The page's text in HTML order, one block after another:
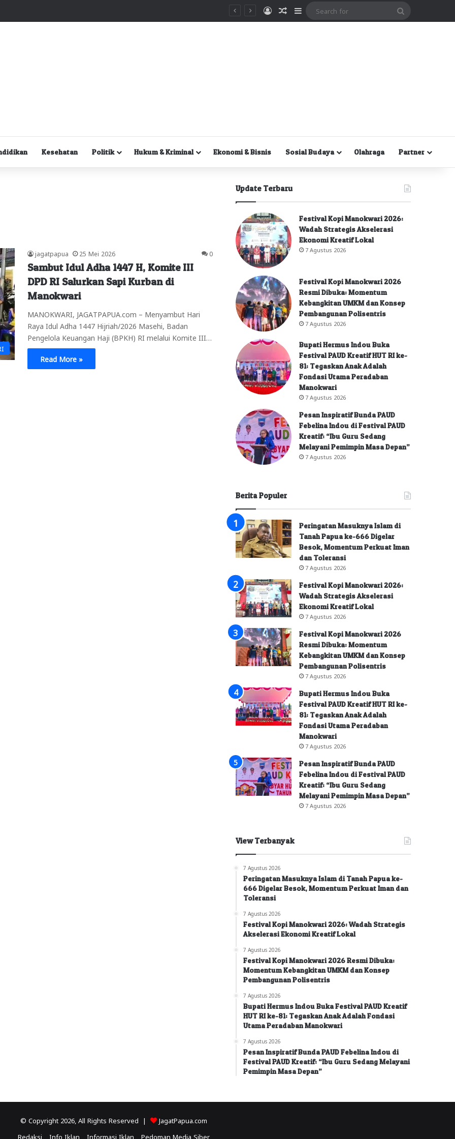
MasukRandom Article
Sidebar
Kesehatan Politik Hukum & Kriminal Ekonomi & Bisnis Sosial Budaya Olahraga Partner
jagatpapua 25 Mei 2026 0
Sambut Idul Adha 1447 H, Komite III
DPD RI Salurkan Sapi Kurban di
Manokwari
MANOKWARI, JAGATPAPUA.com – Menyambut Hari
Raya Idul Adha 1447 Hijriah/2026 Masehi, Badan
Pengelola Keuangan Haji (BPKH) RI melalui Komite III…
Read More »
Update Terbaru
Festival Kopi Manokwari 2026:
Wadah Strategis Akselerasi
Ekonomi Kreatif Lokal
7 Agustus 2026
Festival Kopi Manokwari 2026
Resmi Dibuka: Momentum
Kebangkitan UMKM dan Konsep
Pembangunan Polisentris
7 Agustus 2026
Bupati Hermus Indou Buka
Festival PAUD Kreatif HUT RI ke-
81: Tegaskan Anak Adalah
Fondasi Utama Peradaban
Manokwari
7 Agustus 2026
Pesan Inspiratif Bunda PAUD
Febelina Indou di Festival PAUD
Kreatif: “Ibu Guru Sedang
Melayani Pemimpin Masa Depan”
7 Agustus 2026
Berita Populer
Peringatan Masuknya Islam di
Tanah Papua ke-666 Digelar
Besok, Momentum Perkuat Iman
dan Toleransi
7 Agustus 2026
Festival Kopi Manokwari 2026:
Wadah Strategis Akselerasi
Ekonomi Kreatif Lokal
7 Agustus 2026
Festival Kopi Manokwari 2026
Resmi Dibuka: Momentum
Kebangkitan UMKM dan Konsep
Pembangunan Polisentris
7 Agustus 2026
Bupati Hermus Indou Buka
Festival PAUD Kreatif HUT RI ke-
81: Tegaskan Anak Adalah
Fondasi Utama Peradaban
Manokwari
7 Agustus 2026
Pesan Inspiratif Bunda PAUD
Febelina Indou di Festival PAUD
Kreatif: “Ibu Guru Sedang
Melayani Pemimpin Masa Depan”
7 Agustus 2026
View Terbanyak
7 Agustus 2026
Peringatan Masuknya Islam di Tanah Papua ke-
666 Digelar Besok, Momentum Perkuat Iman dan
Toleransi
7 Agustus 2026
Festival Kopi Manokwari 2026: Wadah Strategis
Akselerasi Ekonomi Kreatif Lokal
7 Agustus 2026
Festival Kopi Manokwari 2026 Resmi Dibuka:
Momentum Kebangkitan UMKM dan Konsep
Pembangunan Polisentris
7 Agustus 2026
Bupati Hermus Indou Buka Festival PAUD Kreatif
HUT RI ke-81: Tegaskan Anak Adalah Fondasi
Utama Peradaban Manokwari
7 Agustus 2026
Pesan Inspiratif Bunda PAUD Febelina Indou di
Festival PAUD Kreatif: “Ibu Guru Sedang Melayani
Pemimpin Masa Depan”
© Copyright 2026, All Rights Reserved | JagatPapua.com
Redaksi Info Iklan Informasi Iklan Pedoman Media Siber